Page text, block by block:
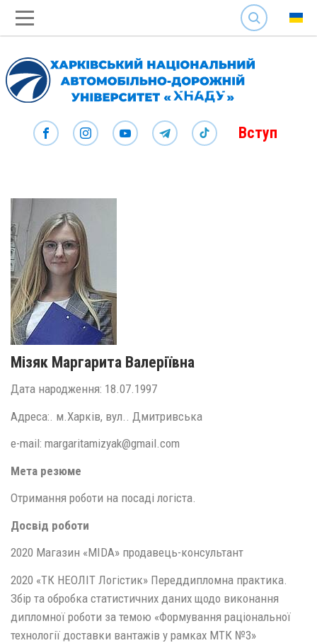
SEARCH
Вступ
Мізяк Маргарита Валеріївна
Дата народження: 18.07.1997
Адреса:. м.Харків, вул.. Дмитривська
e-mail: margaritamizyak@gmail.com
Мета резюме
Отримання роботи на посаді логіста.
Досвід роботи
2020 Магазин «MIDA» продавець-консультант
2020 «ТК НЕОЛІТ Логістик» Переддипломна практика.
Збір та обробка статистичних даних щодо виконання
дипломної роботи за темою «Формування раціональної
технології доставки вантажів у рамках МТК №3»